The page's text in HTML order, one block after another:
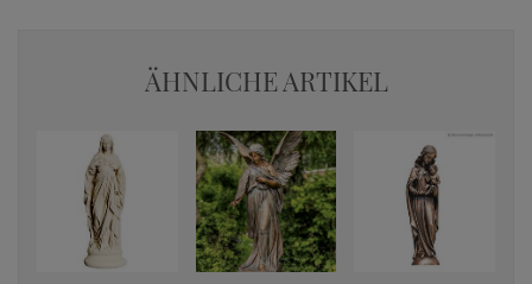
ÄHNLICHE ARTIKEL